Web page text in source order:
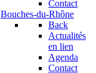
Contact
Bouches-du-Rhône
Back
Actualités
en lien
Agenda
Contact